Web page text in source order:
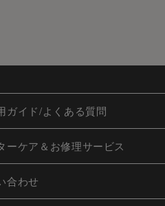
けたことがある場合など
員であっても前述のいず
用、商用することを禁止
ガイド/よくある質問
ーケア＆お修理サービス
合わせ